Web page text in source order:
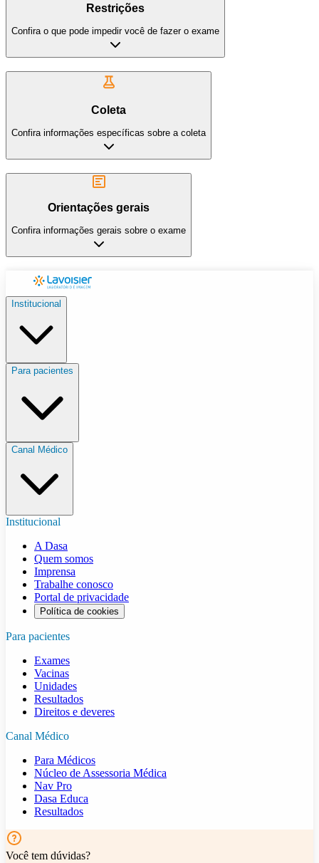
Restrições
Confira o que pode impedir você de fazer o exame
Coleta
Confira informações específicas sobre a coleta
Orientações gerais
Confira informações gerais sobre o exame
Institucional
Para pacientes
Canal Médico
Institucional
A Dasa
Quem somos
Imprensa
Trabalhe conosco
Portal de privacidade
Política de cookies
Para pacientes
Exames
Vacinas
Unidades
Resultados
Direitos e deveres
Canal Médico
Para Médicos
Núcleo de Assessoria Médica
Nav Pro
Dasa Educa
Resultados
Você tem dúvidas?